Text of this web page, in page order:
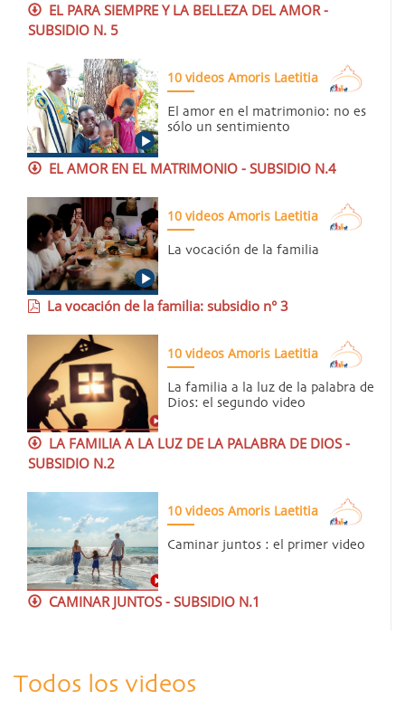
EL PARA SIEMPRE Y LA BELLEZA DEL AMOR -
SUBSIDIO N. 5
10 videos Amoris Laetitia
El amor en el matrimonio: no es
sólo un sentimiento
EL AMOR EN EL MATRIMONIO - SUBSIDIO N.4
10 videos Amoris Laetitia
La vocación de la familia
La vocación de la familia: subsidio n° 3
10 videos Amoris Laetitia
La familia a la luz de la palabra de
Dios: el segundo video
LA FAMILIA A LA LUZ DE LA PALABRA DE DIOS -
SUBSIDIO N.2
10 videos Amoris Laetitia
Caminar juntos : el primer video
CAMINAR JUNTOS - SUBSIDIO N.1
Todos los videos